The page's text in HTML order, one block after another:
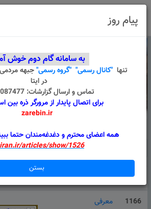
عنوان پیوست
1166
معرفی
پیام روز
به سامانه گام دوم خوش
تنها "کانال رسمی" "گروه رسمی"جبهه
در ایتا
تماس و ارسال گزارشات: 09120087477
برای اتصال پایدار از مرورگر ذره بین
zarebin.ir
همه اعضای محترم و دغدغه‌مندان حتما
articles/show/1526
بستن